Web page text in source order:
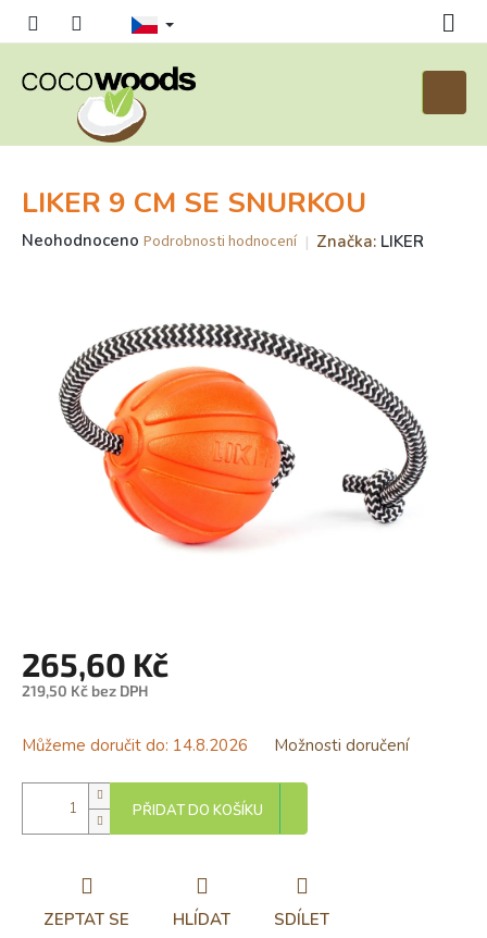
košík
LIKER 9 CM SE SNURKOU
Průměrné
hvězdiček.
Neohodnoceno Podrobnosti hodnocení Značka: LIKER
265,60 Kč
219,50 Kč bez DPH
cena:
Můžeme doručit do: 14.8.2026 Možnosti doručení
PŘIDAT DO KOŠÍKU
ZEPTAT SE HLÍDAT SDÍLET